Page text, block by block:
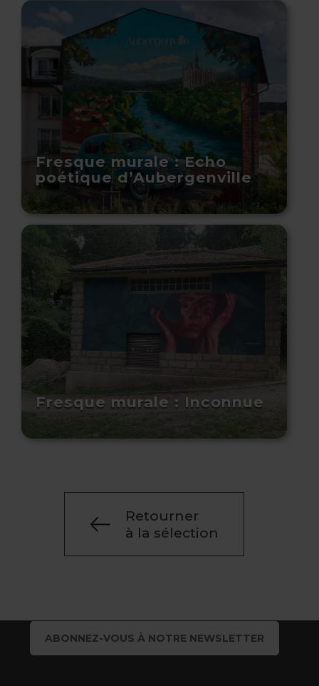
Fresque murale : Echo
poétique d’Aubergenville
Fresque murale : Inconnue
Retourner
à la sélection
ABONNEZ-VOUS À NOTRE NEWSLETTER